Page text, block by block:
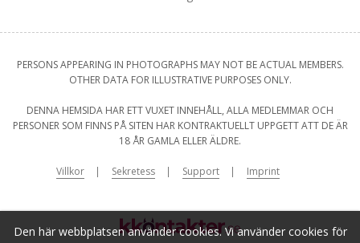
Den här webbplatsen använder cookies. Vi använder cookies för
PERSONS APPEARING IN PHOTOGRAPHS MAY NOT BE ACTUAL MEMBERS.
OTHER DATA FOR ILLUSTRATIVE PURPOSES ONLY.
DENNA HEMSIDA HAR ETT VUXET INNEHÅLL, ALLA MEDLEMMAR OCH
PERSONER SOM FINNS PÅ SITEN HAR KONTRAKTUELLT UPPGETT ATT DE ÄR
18 ÅR GAMLA ELLER ÄLDRE.
Villkor Sekretess Support Imprint